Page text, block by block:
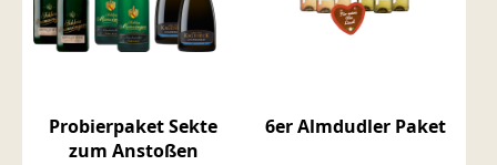
Probierpaket Sekte
zum Anstoßen
6er Almdudler Paket